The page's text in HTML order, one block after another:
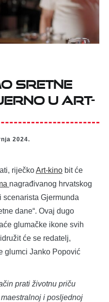
sretne
u Art-
2024.
riječkoArt-kino bit će
nagrađivanog hrvatskog
Gjermunda
dane“. Ovaj dugo
glumačke ikone svih
će se redatelj,
glumci Janko Popović
prati životnu priču
i posljednoj